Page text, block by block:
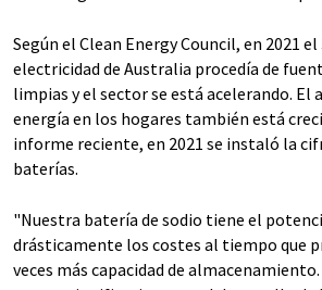
Según el Clean Energy Council, en 2021 el
electricidad de Australia procedía de
limpias y el sector se está acelerando. El
energía en los hogares también está
informe reciente, en 2021 se instaló la
baterías.
"Nuestra batería de sodio tiene el
drásticamente los costes al tiempo que
veces más capacidad de